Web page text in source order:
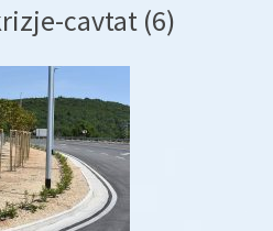
cavtat (6)